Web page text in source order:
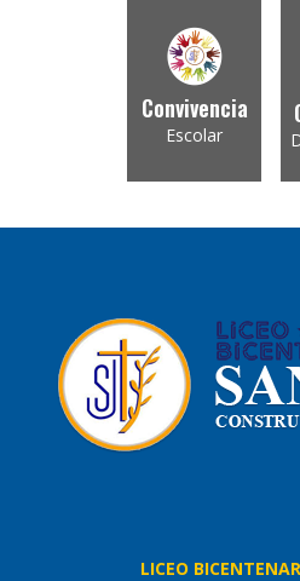
Convivencia
Escolar
LICEO